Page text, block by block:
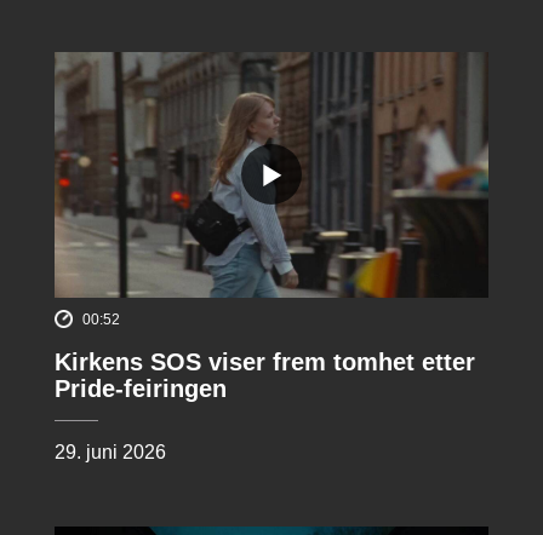
00:52
Kirkens SOS viser frem tomhet etter
Pride-feiringen
29. juni 2026